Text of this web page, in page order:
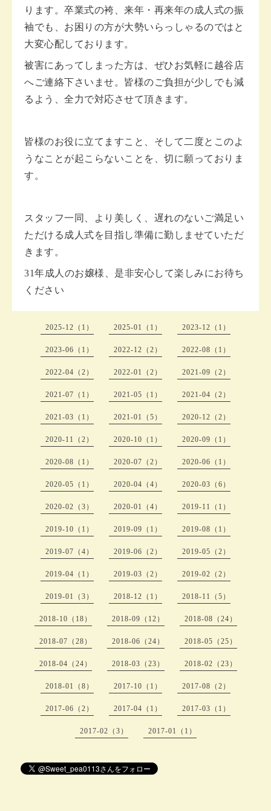
ります。卒業式の袴、来年・再来年の成人式の振
袖でも、お困りの方が大勢いらっしゃるのではと
大変心配しております。
被害にあってしまった方は、ぜひお気軽に越谷店
へご連絡下さいませ。皆様のご負担が少しでも減
るよう、全力で対応させて頂きます。
皆様のお役に立てますこと、そして二度とこのよ
うなことが起こらないことを、切に願っておりま
す。
スタッフ一同、より美しく、遅れのないご満足い
ただける成人式を目指し準備に勤しませていただ
きます。
31年成人のお嬢様、是非安心して楽しみにお待ち
ください
2025-12（1） 2025-01（1） 2023-12（1）
2023-06（1） 2022-12（2） 2022-08（1）
2022-04（2） 2022-01（2） 2021-09（2）
2021-07（1） 2021-05（1） 2021-04（2）
2021-03（1） 2021-01（5） 2020-12（2）
2020-11（2） 2020-10（1） 2020-09（1）
2020-08（1） 2020-07（2） 2020-06（1）
2020-05（1） 2020-04（4） 2020-03（6）
2020-02（3） 2020-01（4） 2019-11（1）
2019-10（1） 2019-09（1） 2019-08（1）
2019-07（4） 2019-06（2） 2019-05（2）
2019-04（1） 2019-03（2） 2019-02（2）
2019-01（3） 2018-12（1） 2018-11（5）
2018-10（18） 2018-09（12） 2018-08（24）
2018-07（28） 2018-06（24） 2018-05（25）
2018-04（24） 2018-03（23） 2018-02（23）
2018-01（8） 2017-10（1） 2017-08（2）
2017-06（2） 2017-04（1） 2017-03（1）
2017-02（3） 2017-01（1）